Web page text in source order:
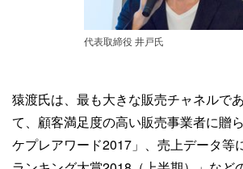
代表取締役 井戸氏
猿渡氏は、最も大きな販売チャネルで
て、顧客満足度の高い販売事業者に贈
ケプレアワード2017」、売上データ等